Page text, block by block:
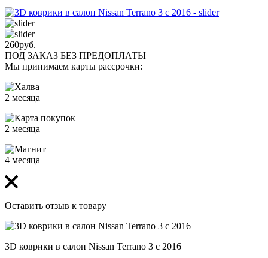
260руб.
ПОД ЗАКАЗ БЕЗ ПРЕДОПЛАТЫ
Мы принимаем карты рассрочки:
2 месяца
2 месяца
4 месяца
Оставить отзыв к товару
3D коврики в салон Nissan Terrano 3 с 2016